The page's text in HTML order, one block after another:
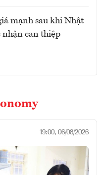
mạnh sau khi Nhật
nhận can thiệp
19:00, 06/08/2026